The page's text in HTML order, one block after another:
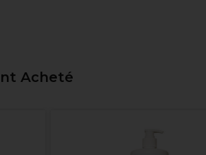
Acheté